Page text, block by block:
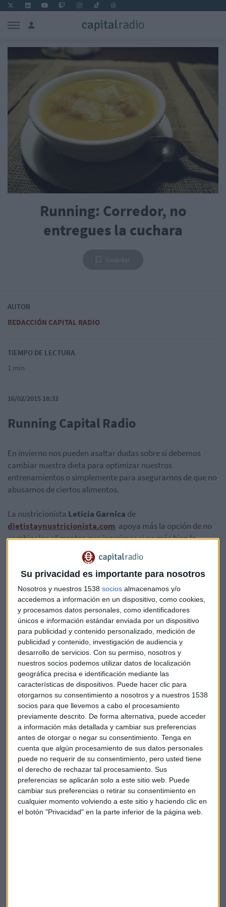
Su privacidad es importante para nosotros
Nosotros y nuestros 1538 socios almacenamos y/o
accedemos a información en un dispositivo, como cookies,
y procesamos datos personales, como identificadores
únicos e información estándar enviada por un dispositivo
para publicidad y contenido personalizado, medición de
publicidad y contenido, investigación de audiencia y
desarrollo de servicios. Con su permiso, nosotros y
nuestros socios podemos utilizar datos de localización
geográfica precisa e identificación mediante las
características de dispositivos. Puede hacer clic para
otorgarnos su consentimiento a nosotros y a nuestros 1538
socios para que llevemos a cabo el procesamiento
previamente descrito. De forma alternativa, puede acceder
a información más detallada y cambiar sus preferencias
antes de otorgar o negar su consentimiento. Tenga en
cuenta que algún procesamiento de sus datos personales
puede no requerir de su consentimiento, pero usted tiene
el derecho de rechazar tal procesamiento. Sus
preferencias se aplicarán solo a este sitio web. Puede
cambiar sus preferencias o retirar su consentimiento en
cualquier momento volviendo a este sitio y haciendo clic en
el botón "Privacidad" en la parte inferior de la página web.
Running: Corredor, no
entregues la cuchara
AUTOR
REDACCIÓN CAPITAL RADIO
TIEMPO DE LECTURA
1 min
16/02/2015 18:32
Running Capital Radio
En invierno nos pueden asaltar dudas sobre si debemos
cambiar nuestra dieta para optimizar nuestros
entrenamientos o simplemente para asegurarnos de que no
abusamos de ciertos alimentos.
La nustricionista Leticia Garnica de
dietistaynustricionista.com apoya más la opción de no
cambiar los alimentos que ingerimos si no más bien la
manera en que los cocinamos, como, por ejemplo, tomar las
Escucha la entrevista completa de Luis Blanco a la
nutricionista Leticia Garnica en el programa Capital, la
Bolsa y la Vida, de Luis Vicente Muñoz.
Running Leticia garnica Nutrición deportistas
Suscríbete a nuestros boletines
Te enviaremos las noticias más importantes del día